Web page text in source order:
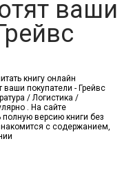
ваши
книгу онлайн
покупатели - Грейвс
/ Логистика /
. На сайте
версию книги без
с содержанием,